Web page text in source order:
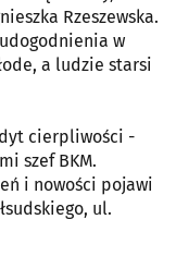
Rzeszewska.
w
a ludzie starsi
cierpliwości -
szef BKM.
i nowości pojawi
ul.